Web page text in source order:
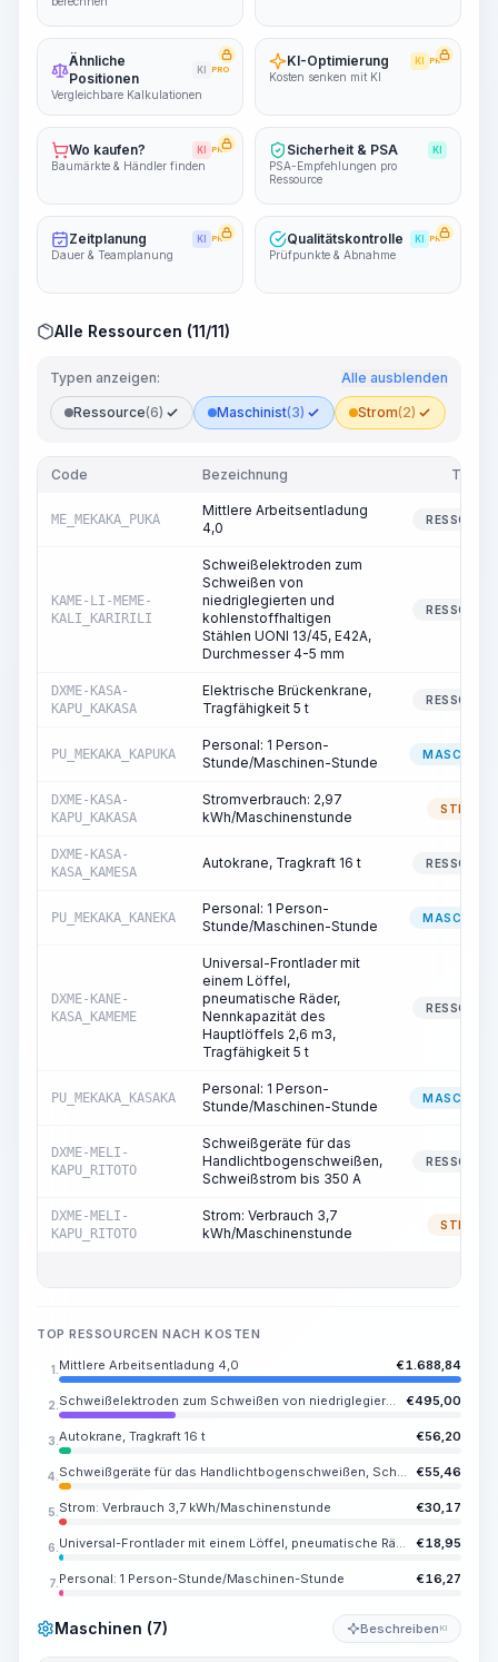
Ähnliche
Positionen
KI PRO
Vergleichbare Kalkulationen
KI-Optimierung KI PRO
Kosten senken mit KI
Wo kaufen? KI PRO
Baumärkte & Händler finden
Sicherheit & PSA KI
PSA-Empfehlungen pro
Ressource
Zeitplanung KI PRO
Dauer & Teamplanung
Qualitätskontrolle KI PRO
Prüfpunkte & Abnahme
Alle Ressourcen (11/11)
Typen anzeigen: Alle ausblenden
Ressource(6) Maschinist(3) Strom(2)
Code Bezeichnung Typ
ME_MEKAKA_PUKA
Mittlere Arbeitsentladung
4,0
KAME-LI-MEME-
KALI_KARIRILI
Schweißelektroden zum
Schweißen von
niedriglegierten und
kohlenstoffhaltigen
Stählen UONI 13/45, E42A,
Durchmesser 4-5 mm
DXME-KASA-
KAPU_KAKASA
Elektrische Brückenkrane,
Tragfähigkeit 5 t
PU_MEKAKA_KAPUKA
Personal: 1 Person-
Stunde/Maschinen-Stunde
DXME-KASA-
KAPU_KAKASA
Stromverbrauch: 2,97
kWh/Maschinenstunde
STROM
DXME-KASA-
KASA_KAMESA
Autokrane, Tragkraft 16 t
PU_MEKAKA_KANEKA
Personal: 1 Person-
Stunde/Maschinen-Stunde
DXME-KANE-
KASA_KAMEME
Universal-Frontlader mit
einem Löffel,
pneumatische Räder,
Nennkapazität des
Hauptlöffels 2,6 m3,
Tragfähigkeit 5 t
PU_MEKAKA_KASAKA
Personal: 1 Person-
Stunde/Maschinen-Stunde
DXME-MELI-
KAPU_RITOTO
Schweißgeräte für das
Handlichtbogenschweißen,
Schweißstrom bis 350 A
DXME-MELI-
KAPU_RITOTO
Strom: Verbrauch 3,7
kWh/Maschinenstunde
STROM
TOP RESSOURCEN NACH KOSTEN
1. Mittlere Arbeitsentladung 4,0 €1.688,84
2. Schweißelektroden zum Schweißen von niedriglegierten und kohlenstoffhaltigen Stählen UONI 13/45, E42A, Durchmesser 4-5 mm €495,00
3. Autokrane, Tragkraft 16 t €56,20
4. Schweißgeräte für das Handlichtbogenschweißen, Schweißstrom bis 350 A €55,46
5. Strom: Verbrauch 3,7 kWh/Maschinenstunde €30,17
6. Universal-Frontlader mit einem Löffel, pneumatische Räder, Nennkapazität des Hauptlöffels 2,6 m3, Tragfähigkeit 5 t €18,95
7. Personal: 1 Person-Stunde/Maschinen-Stunde €16,27
Maschinen (7) Beschreiben KI